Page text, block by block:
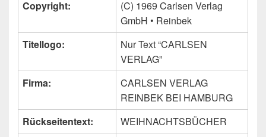
Copyright:
(C) 1969 Carlsen Verlag
GmbH • Reinbek
Titellogo:
Nur Text “CARLSEN
VERLAG”
Firma:
CARLSEN VERLAG
REINBEK BEI HAMBURG
Rückseitentext:
WEIHNACHTSBÜCHER